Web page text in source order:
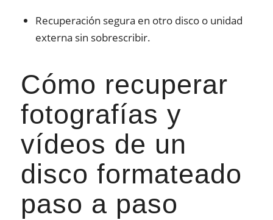
Recuperación segura en otro disco o unidad
externa sin sobrescribir.
Cómo recuperar
fotografías y
vídeos de un
disco formateado
paso a paso